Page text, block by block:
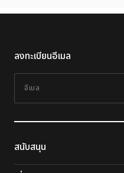
ลงทะเบียนอีเมล
สนับสนุน